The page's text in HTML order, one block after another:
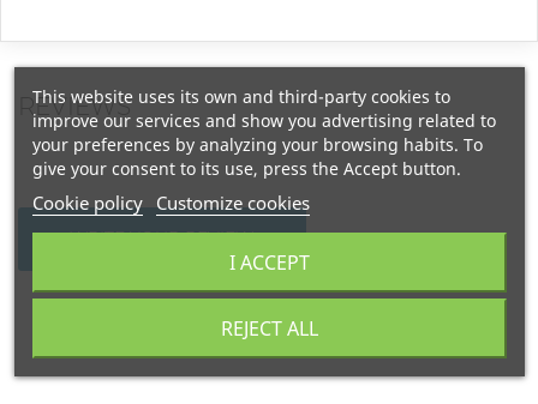
REVIEWS
WRITE YOUR REVIEW
This website uses its own and third-party cookies to
improve our services and show you advertising related to
your preferences by analyzing your browsing habits. To
give your consent to its use, press the Accept button.
Cookie policy Customize cookies
REJECT ALL
I ACCEPT